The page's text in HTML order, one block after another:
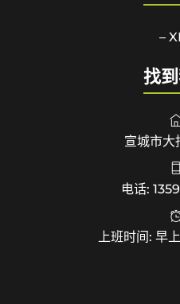
–
找
宣城市大
电话:
上班时间: 早